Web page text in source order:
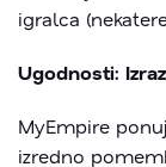
igralca
Ugodnosti:
MyEmpire
izredno